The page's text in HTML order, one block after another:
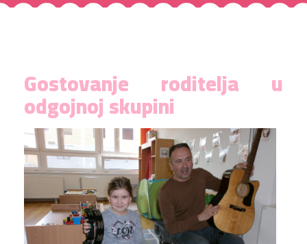
Gostovanje roditelja u
odgojnoj skupini